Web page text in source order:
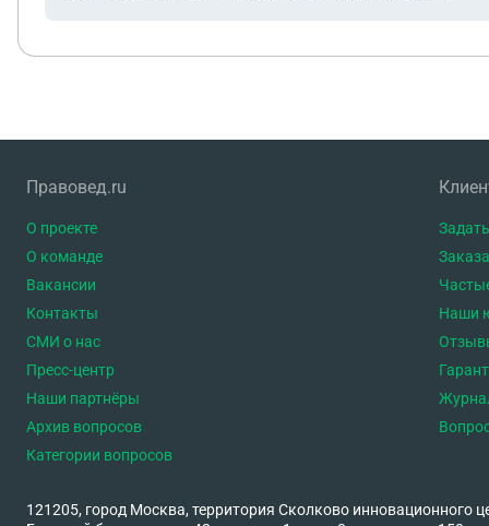
Правовед.ru
О проекте
О команде
Вакансии
Контакты
СМИ о нас
Пресс-центр
Наши партнёры
Архив вопросов
Категории вопросов
Наши
121205, город Москва, территория Сколково инновационного